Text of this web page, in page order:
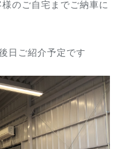
のご自宅までご納車に
日ご紹介予定です